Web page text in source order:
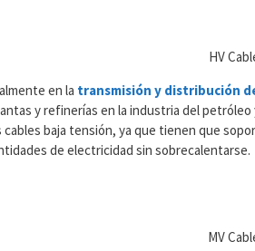
en la transmisión y distribución
y refinerías en la industria del
baja tensión, ya que tienen que
de electricidad sin sobrecalentarse.